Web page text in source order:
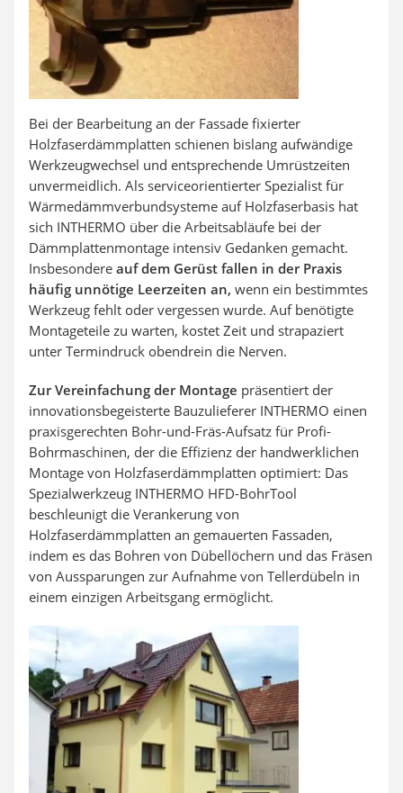
Bei der Bearbeitung an der Fassade fixierter
Holzfaserdämmplatten schienen bislang aufwändige
Werkzeugwechsel und entsprechende Umrüstzeiten
unvermeidlich. Als serviceorientierter Spezialist für
Wärmedämmverbundsysteme auf Holzfaserbasis hat
sich INTHERMO über die Arbeitsabläufe bei der
Dämmplattenmontage intensiv Gedanken gemacht.
Insbesondere auf dem Gerüst fallen in der Praxis
häufig unnötige Leerzeiten an, wenn ein bestimmtes
Werkzeug fehlt oder vergessen wurde. Auf benötigte
Montageteile zu warten, kostet Zeit und strapaziert
unter Termindruck obendrein die Nerven.
Zur Vereinfachung der Montage präsentiert der
innovationsbegeisterte Bauzulieferer INTHERMO einen
praxisgerechten Bohr-und-Fräs-Aufsatz für Profi-
Bohrmaschinen, der die Effizienz der handwerklichen
Montage von Holzfaserdämmplatten optimiert: Das
Spezialwerkzeug INTHERMO HFD-BohrTool
beschleunigt die Verankerung von
Holzfaserdämmplatten an gemauerten Fassaden,
indem es das Bohren von Dübellöchern und das Fräsen
von Aussparungen zur Aufnahme von Tellerdübeln in
einem einzigen Arbeitsgang ermöglicht.